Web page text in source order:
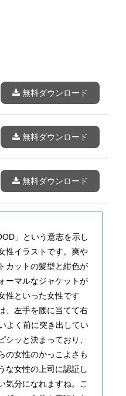
無料ダウンロード
無料ダウンロード
無料ダウンロード
」という意志を示し
性イラストです。爽や
カットの髪型と紺色が
ーマルなジャケットが
性といった女性です
、左手を腰に当てて右
よく前に突き出してい
シッと決まっており、
の女性のかっこよさも
な女性の上司に認証し
気分になれますね。こ